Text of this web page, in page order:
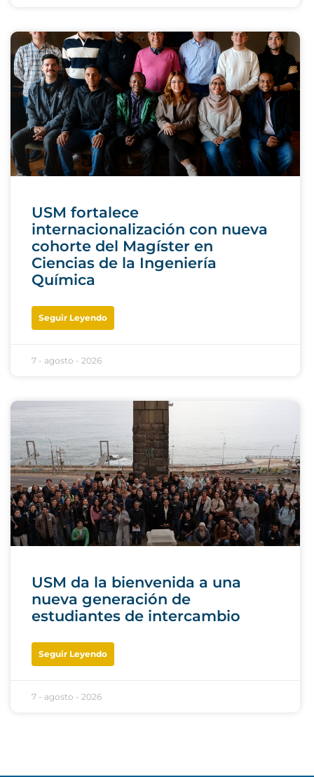
USM fortalece
internacionalización con nueva
cohorte del Magíster en
Ciencias de la Ingeniería
Química
Seguir Leyendo
7 - agosto - 2026
USM da la bienvenida a una
nueva generación de
estudiantes de intercambio
Seguir Leyendo
7 - agosto - 2026